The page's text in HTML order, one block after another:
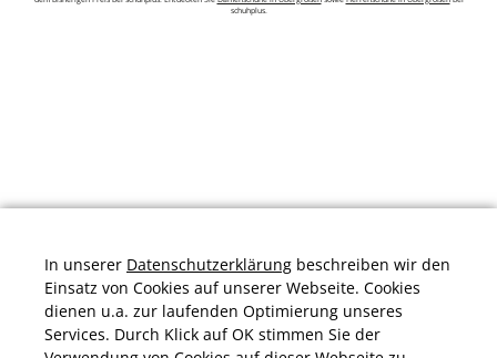
schuhplus.
In unserer Datenschutzerklärung beschreiben wir den
Einsatz von Cookies auf unserer Webseite. Cookies
dienen u.a. zur laufenden Optimierung unseres
Services. Durch Klick auf OK stimmen Sie der